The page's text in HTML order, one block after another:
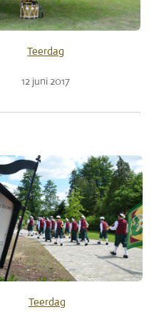
Teerdag
12 juni 2017
Teerdag